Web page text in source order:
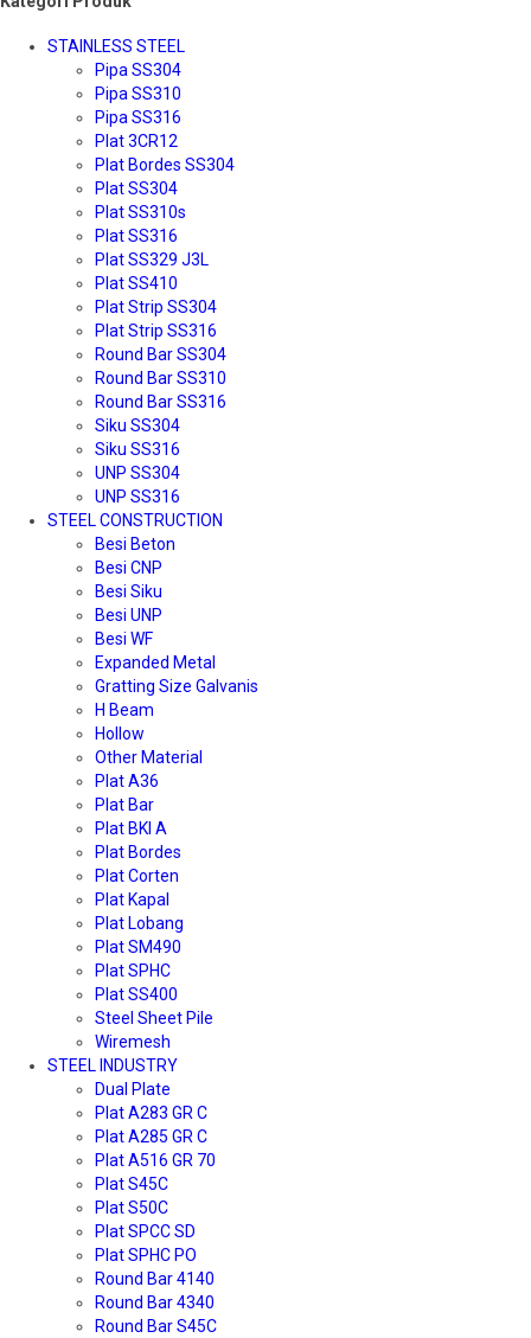
STAINLESS STEEL
Pipa SS304
Pipa SS310
Pipa SS316
Plat 3CR12
Plat Bordes SS304
Plat SS304
Plat SS310s
Plat SS316
Plat SS329 J3L
Plat SS410
Plat Strip SS304
Plat Strip SS316
Round Bar SS304
Round Bar SS310
Round Bar SS316
Siku SS304
Siku SS316
UNP SS304
UNP SS316
STEEL CONSTRUCTION
Besi Beton
Besi CNP
Besi Siku
Besi UNP
Besi WF
Expanded Metal
Gratting Size Galvanis
H Beam
Hollow
Other Material
Plat A36
Plat Bar
Plat BKI A
Plat Bordes
Plat Corten
Plat Kapal
Plat Lobang
Plat SM490
Plat SPHC
Plat SS400
Steel Sheet Pile
Wiremesh
STEEL INDUSTRY
Dual Plate
Plat A283 GR C
Plat A285 GR C
Plat A516 GR 70
Plat S45C
Plat S50C
Plat SPCC SD
Plat SPHC PO
Round Bar 4140
Round Bar 4340
Round Bar S45C